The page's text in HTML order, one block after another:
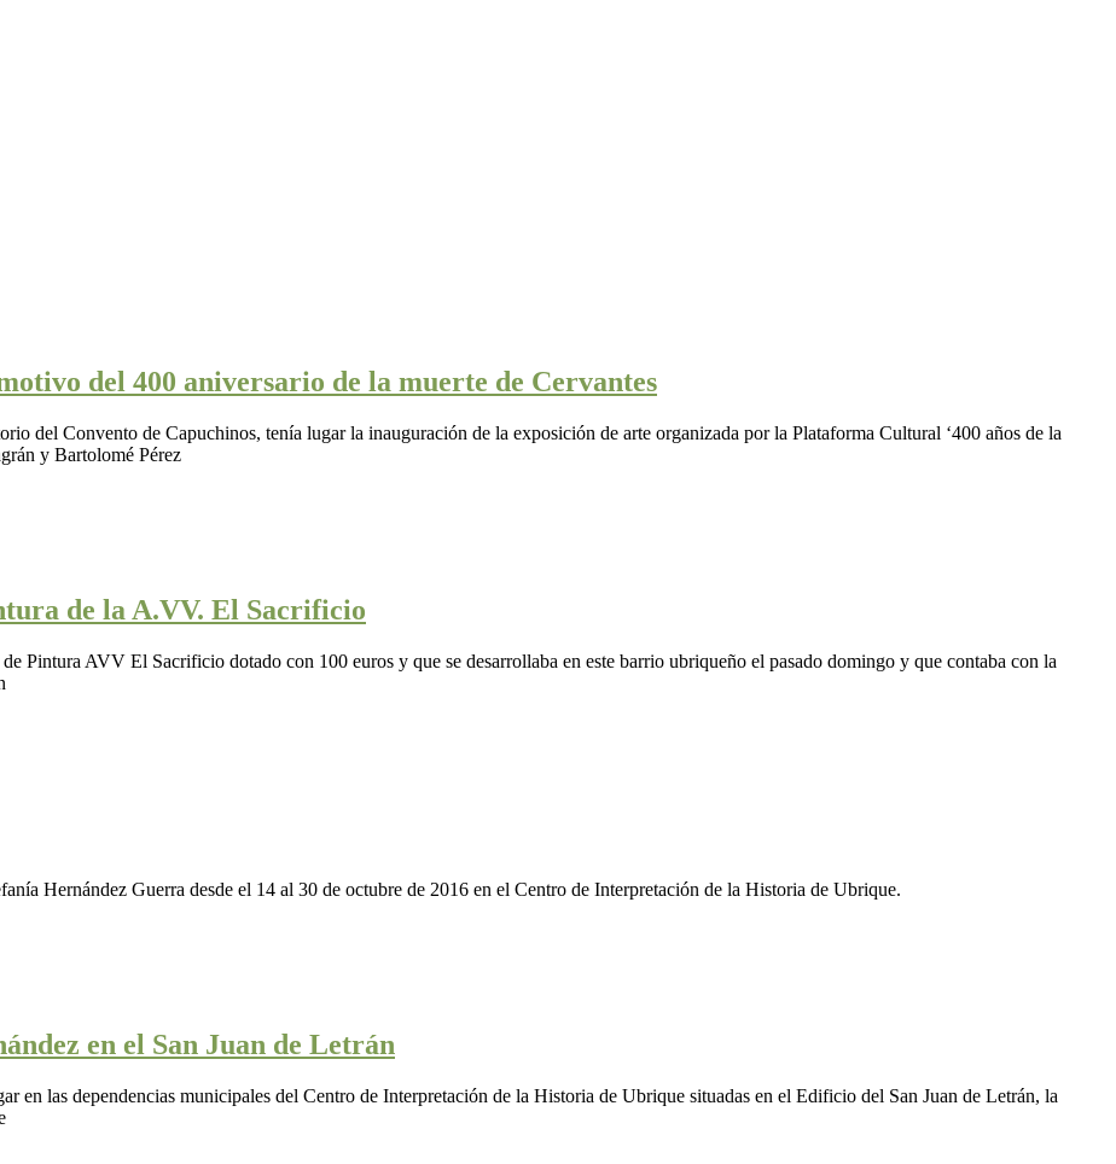
del 400 aniversario de la muerte de Cervantes
del Convento de Capuchinos, tenía lugar la inauguración de la exposición de arte organizada por la Plataforma Cultural ‘400 años de la
y Bartolomé Pérez
de la A.VV. El Sacrificio
Pintura AVV El Sacrificio dotado con 100 euros y que se desarrollaba en este barrio ubriqueño el pasado domingo y que contaba con la
Hernández Guerra desde el 14 al 30 de octubre de 2016 en el Centro de Interpretación de la Historia de Ubrique.
en el San Juan de Letrán
en las dependencias municipales del Centro de Interpretación de la Historia de Ubrique situadas en el Edificio del San Juan de Letrán, la